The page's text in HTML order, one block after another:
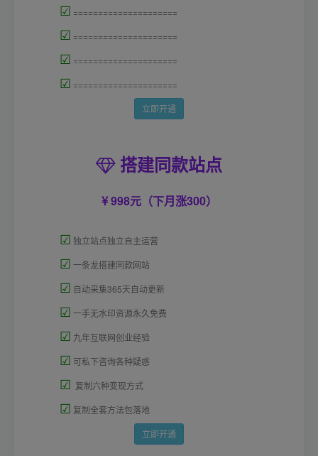
☑ =====================
☑ =====================
☑ =====================
☑ =====================
立即开通
搭建同款站点
998元（下月涨300）
☑ 独立站点独立自主运营
☑ 一条龙搭建同款网站
☑ 自动采集365天自动更新
☑ 一手无水印资源永久免费
☑ 九年互联网创业经验
☑ 可私下咨询各种疑惑
☑ 复制六种变现方式
☑ 复制全套方法包落地
立即开通